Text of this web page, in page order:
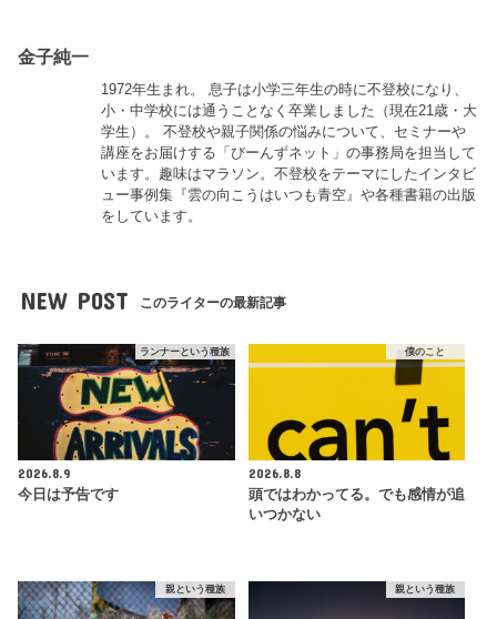
金子純一
1972年生まれ。 息子は小学三年生の時に不登校になり、
小・中学校には通うことなく卒業しました（現在21歳・大
学生）。 不登校や親子関係の悩みについて、セミナーや
講座をお届けする「びーんずネット」の事務局を担当して
います。趣味はマラソン。不登校をテーマにしたインタビ
ュー事例集『雲の向こうはいつも青空』や各種書籍の出版
をしています。
NEW POST このライターの最新記事
ランナーという種族
2026.8.9
今日は予告です
僕のこと
2026.8.8
頭ではわかってる。でも感情が追
いつかない
親という種族 親という種族